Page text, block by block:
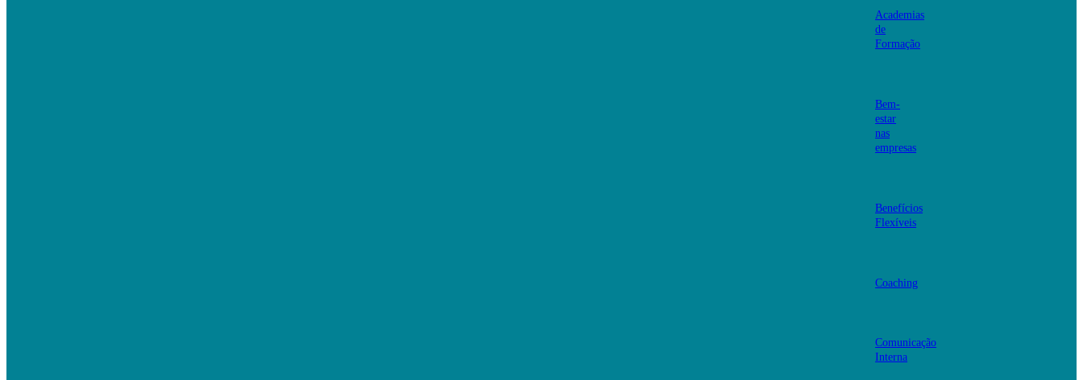
Academias
de
Formação
Bem-
estar
nas
empresas
Benefícios
Flexíveis
Coaching
Comunicação
Interna